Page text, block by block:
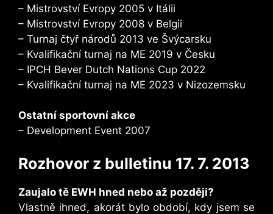
– Mistrovství Evropy 2005 v Itálii
– Mistrovství Evropy 2008 v Belgii
– Turnaj čtyř národů 2013 ve Švýcarsku
– Kvalifikační turnaj na ME 2019 v Česku
– IPCH Bever Dutch Nations Cup 2022
– Kvalifikační turnaj na ME 2023 v Nizozemsku
Ostatní sportovní akce
– Development Event 2007
Rozhovor z bulletinu 17. 7. 2013
Zaujalo tě EWH hned nebo až později?
Vlastně ihned, akorát bylo období, kdy jsem se